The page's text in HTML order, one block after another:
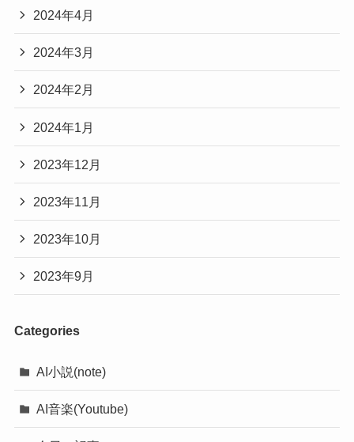
2024年4月
2024年3月
2024年2月
2024年1月
2023年12月
2023年11月
2023年10月
2023年9月
Categories
AI小説(note)
AI音楽(Youtube)